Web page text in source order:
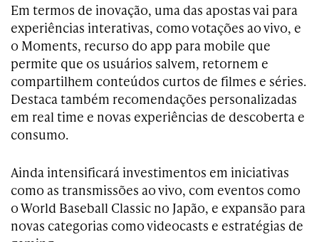
Em termos de inovação, uma das apostas vai para
experiências interativas, como votações ao vivo, e
o Moments, recurso do app para mobile que
permite que os usuários salvem, retornem e
compartilhem conteúdos curtos de filmes e séries.
Destaca também recomendações personalizadas
em real time e novas experiências de descoberta e
consumo.
Ainda intensificará investimentos em iniciativas
como as transmissões ao vivo, com eventos como
o World Baseball Classic no Japão, e expansão para
novas categorias como videocasts e estratégias de